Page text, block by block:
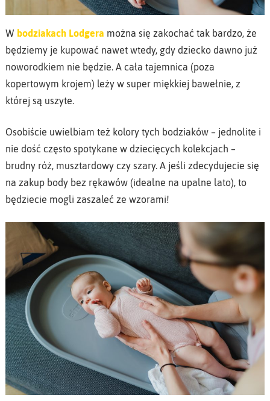
W bodziakach Lodgera można się zakochać tak bardzo, że
będziemy je kupować nawet wtedy, gdy dziecko dawno już
noworodkiem nie będzie. A cała tajemnica (poza
kopertowym krojem) leży w super miękkiej bawełnie, z
której są uszyte.
Osobiście uwielbiam też kolory tych bodziaków – jednolite i
nie dość często spotykane w dziecięcych kolekcjach –
brudny róż, musztardowy czy szary. A jeśli zdecydujecie się
na zakup body bez rękawów (idealne na upalne lato), to
będziecie mogli zaszaleć ze wzorami!